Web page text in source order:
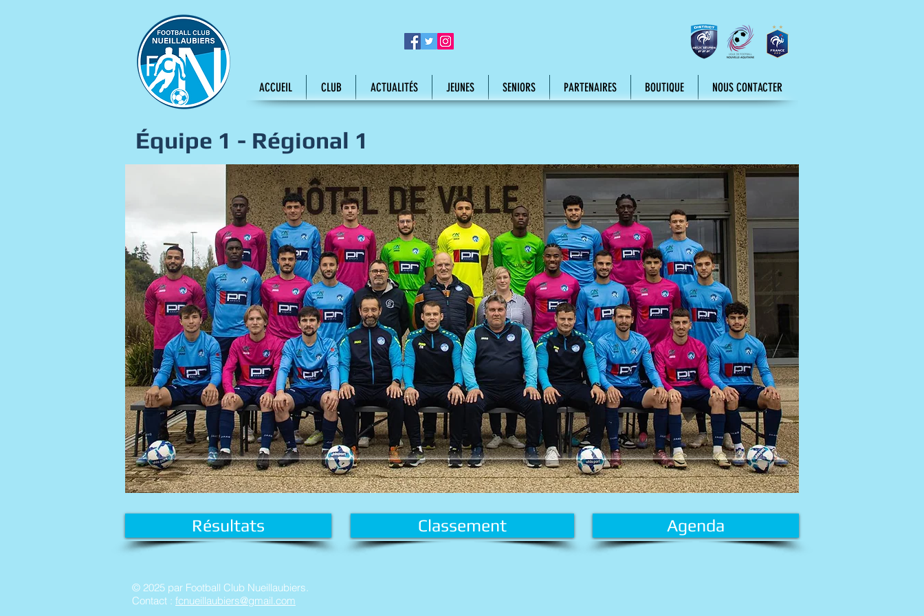
ACCUEIL CLUB ACTUALITÉS JEUNES SENIORS PARTENAIRES BOUTIQUE NOUS CONTACTER
Équipe 1 - Régional 1
Résultats Classement Agenda
© 2025 par Football Club Nueillaubiers.
Contact : fcnueillaubiers@gmail.com